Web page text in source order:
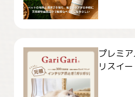
プレミ
リスイ